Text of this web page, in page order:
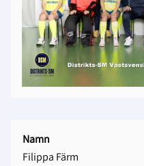
Namn
Filippa Färm